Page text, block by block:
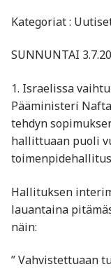
Kategoriat :
SUNNUNTAI
1. Israelissa
Pääministeri
tehdyn
hallittuaan puoli
Hallituksen
lauantaina
näin:
” Vahvistettuaan